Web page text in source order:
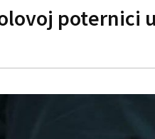
poternici